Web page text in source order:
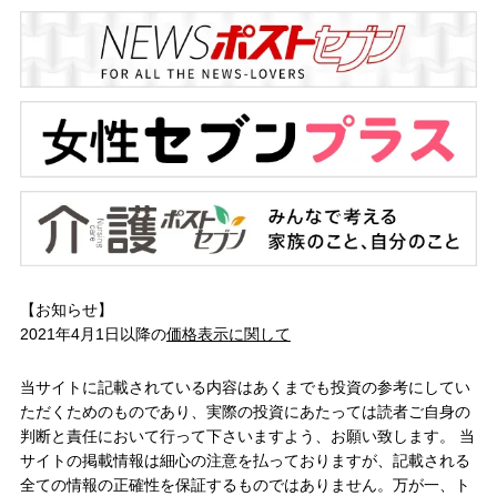
【お知らせ】
2021年4月1日以降の価格表示に関して
当サイトに記載されている内容はあくまでも投資の参考にしてい
ただくためのものであり、実際の投資にあたっては読者ご自身の
判断と責任において行って下さいますよう、お願い致します。 当
サイトの掲載情報は細心の注意を払っておりますが、記載される
全ての情報の正確性を保証するものではありません。万が一、ト